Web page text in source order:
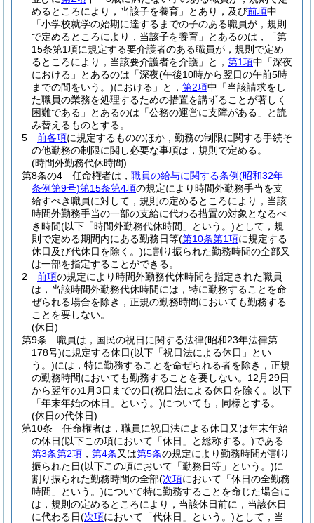
めるところにより，当該子を養育」とあり，及び前項中
「小学校就学の始期に達するまでの子のある職員が，規則
で定めるところにより，当該子を養育」とあるのは，「第
15条第1項に規定する要介護者のある職員が，規則で定め
るところにより，当該要介護者を介護」と， 第1項中「深夜
における」とあるのは「深夜(午後10時から翌日の午前5時
までの間をいう。)における」と， 第2項中「当該請求をし
た職員の業務を処理するための措置を講ずることが著しく
困難である」とあるのは「公務の運営に支障がある」と読
み替えるものとする。
5
前各項に規定するもののほか，勤務の制限に関する手続そ
の他勤務の制限に関し必要な事項は，規則で定める。
(時間外勤務代休時間)
第8条の4
任命権者は， 職員の給与に関する条例(昭和32年
条例第9号)第15条第4項の規定により時間外勤務手当を支
給すべき職員に対して，規則の定めるところにより，当該
時間外勤務手当の一部の支給に代わる措置の対象となるべ
き時間(以下「時間外勤務代休時間」という。)として，規
則で定める期間内にある勤務日等(第10条第1項に規定する
休日及び代休日を除く。)に割り振られた勤務時間の全部又
は一部を指定することができる。
2
前項の規定により時間外勤務代休時間を指定された職員
は，当該時間外勤務代休時間には，特に勤務することを命
ぜられる場合を除き，正規の勤務時間においても勤務する
ことを要しない。
(休日)
第9条
職員は，国民の祝日に関する法律(昭和23年法律第
178号)に規定する休日(以下「祝日法による休日」とい
う。)には，特に勤務することを命ぜられる者を除き，正規
の勤務時間においても勤務することを要しない。 12月29日
から翌年の1月3日までの日(祝日法による休日を除く。以下
「年末年始の休日」という。)についても，同様とする。
(休日の代休日)
第10条
任命権者は，職員に祝日法による休日又は年末年始
の休日(以下この項において「休日」と総称する。)である
第3条第2項 ， 第4条又は第5条の規定により勤務時間が割り
振られた日(以下この項において「勤務日等」という。)に
割り振られた勤務時間の全部(次項において「休日の全勤務
時間」という。)について特に勤務することを命じた場合に
は，規則の定めるところにより，当該休日前に，当該休日
に代わる日(次項において「代休日」という。)として，当